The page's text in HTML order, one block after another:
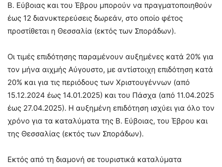
Β. Εύβοιας και του Έβρου μπορούν να πραγματοποιηθούν
έως 12 διανυκτερεύσεις δωρεάν, στο οποίο φέτος
προστίθεται η Θεσσαλία (εκτός των Σποράδων).
Οι τιμές επιδότησης παραμένουν αυξημένες κατά 20% για
τον μήνα αιχμής Αύγουστο, με αντίστοιχη επιδότηση κατά
20% και για τις περιόδους των Χριστουγέννων (από
15.12.2024 έως 14.01.2025) και του Πάσχα (από 11.04.2025
έως 27.04.2025). Η αυξημένη επιδότηση ισχύει για όλο τον
χρόνο για τα καταλύματα της Β. Εύβοιας, του Έβρου και
της Θεσσαλίας (εκτός των Σποράδων).
Εκτός από τη διαμονή σε τουριστικά καταλύματα